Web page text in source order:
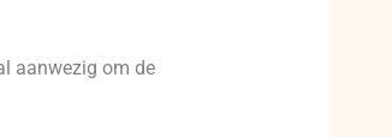
aanwezig om de